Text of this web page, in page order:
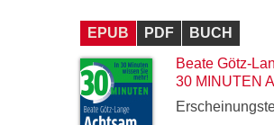
EPUB PDF
BUCH
Beate Götz-
30 MINUTEN